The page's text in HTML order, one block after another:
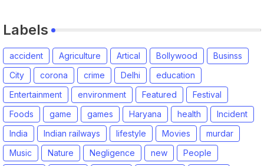
Labels
accident Agriculture Artical Bollywood
Businss
City
corona crime Delhi
education
Entertainment
environment Featured
Festival
Foods
game games Haryana health
Incident
India
Indian railways lifestyle Movies
murdar
Music
Nature Negligence new
People